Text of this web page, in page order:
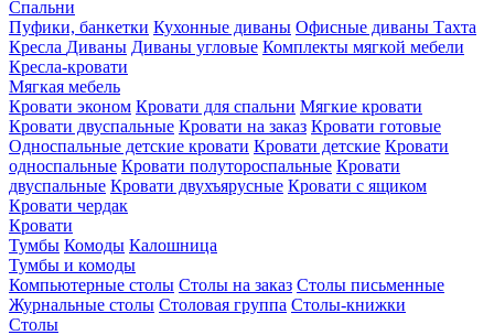
Спальни
Пуфики, банкетки Кухонные диваны Офисные диваны Тахта
Кресла Диваны Диваны угловые Комплекты мягкой мебели
Кресла-кровати
Мягкая мебель
Кровати эконом Кровати для спальни Мягкие кровати
Кровати двуспальные Кровати на заказ Кровати готовые
Односпальные детские кровати Кровати детские Кровати
односпальные Кровати полутороспальные Кровати
двуспальные Кровати двухъярусные Кровати с ящиком
Кровати чердак
Кровати
Тумбы Комоды Калошница
Тумбы и комоды
Компьютерные столы Столы на заказ Столы письменные
Журнальные столы Столовая группа Столы-книжки
Столы